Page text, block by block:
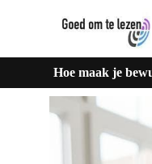
Hoe maak je